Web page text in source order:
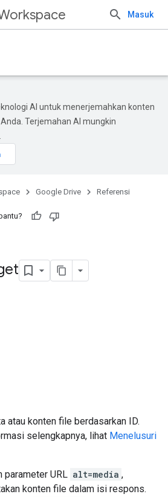
Masuk
AI untuk menerjemahkan konten
Terjemahan AI mungkin
Google Drive Referensi
atau konten file berdasarkan ID.
selengkapnya, lihat Menelusuri
parameter URL alt=media ,
konten file dalam isi respons.